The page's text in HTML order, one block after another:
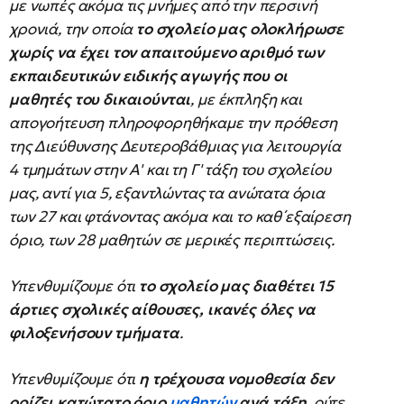
με νωπές ακόμα τις μνήμες από την περσινή
χρονιά, την οποία το σχολείο μας ολοκλήρωσε
χωρίς να έχει τον απαιτούμενο αριθμό των
εκπαιδευτικών ειδικής αγωγής που οι
μαθητές του δικαιούνται, με έκπληξη και
απογοήτευση πληροφορηθήκαμε την πρόθεση
της Διεύθυνσης Δευτεροβάθμιας για λειτουργία
4 τμημάτων στην Α' και τη Γ' τάξη του σχολείου
μας, αντί για 5, εξαντλώντας τα ανώτατα όρια
των 27 και φτάνοντας ακόμα και το καθ΄εξαίρεση
όριο, των 28 μαθητών σε μερικές περιπτώσεις.
Υπενθυμίζουμε ότι το σχολείο μας διαθέτει 15
άρτιες σχολικές αίθουσες, ικανές όλες να
φιλοξενήσουν τμήματα.
Υπενθυμίζουμε ότι η τρέχουσα νομοθεσία δεν